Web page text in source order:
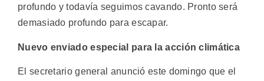
profundo y todavía seguimos cavando. Pronto será
demasiado profundo para escapar.
Nuevo enviado especial para la acción climática
El secretario general anunció este domingo que el